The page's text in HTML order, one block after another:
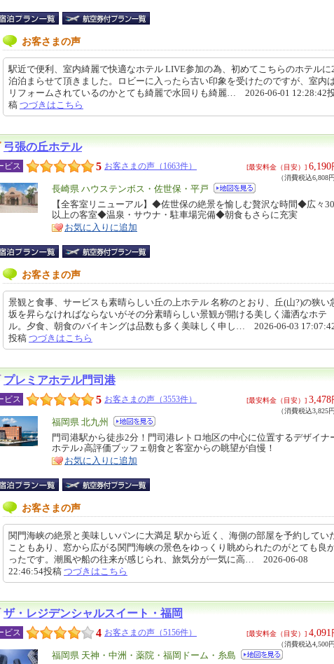
お客さまの声
駅近で便利、室内綺麗で快適なホテル LIVE参加の為、初めてこちらのホテルに
泊泊まらせて頂きました。ロビーに入ったら古い印象を受けたのですが、室内
リフォームされているのかとても綺麗で水回りも綺麗… 2026-06-01 12:28:42
稿 つづきはこちら
弓張の丘ホテル
ビス 5 お客さまの声（1663件） [最安料金（目安）] 6,190
（消費税込6,808
エ
リ
ア
長崎県 ハウステンボス・佐世保・平戸
特
徴
【全客室リニューアル】◆佐世保の絶景を愉しむ贅沢な時間◆広々
以上の客室◆温泉・サウナ・駐車場完備◆朝食もさらに充実
お気に入りに追加
お客さまの声
景観と食事、サービスも素晴らしい丘の上ホテル 名称のとおり、丘(山?)の狭い
坂を昇らなければならないがその分素晴らしい景観が開ける美しく瀟洒なホテ
ル。夕食、朝食のバイキングは品数も多く美味しく申し… 2026-06-03
投稿 つづきはこちら
プレミアホテル門司港
ビス 5 お客さまの声（3553件） [最安料金（目安）] 3,478
（消費税込3,825
エ
リ
ア
福岡県 北九州
特
徴
門司港駅から徒歩2分！門司港レトロ地区の中心に位置するデザイナ
ホテル♪高評価ブッフェ朝食と客室からの眺望が自慢！
お気に入りに追加
お客さまの声
関門海峡の絶景と美味しいパンに大満足 駅から近く、海側の部屋を予約してい
こともあり、窓から広がる関門海峡の景色をゆっくり眺められたのがとても良
ったです。潮風や船の往来が感じられ、旅気分が一気に高… 2026-06-08
22:46:54投稿 つづきはこちら
ザ・レジデンシャルスイート・福岡
ビス 4 お客さまの声（5156件） [最安料金（目安）] 4,091
（消費税込4,500
エ
福岡県 天神・中洲・薬院・福岡ドーム・糸島